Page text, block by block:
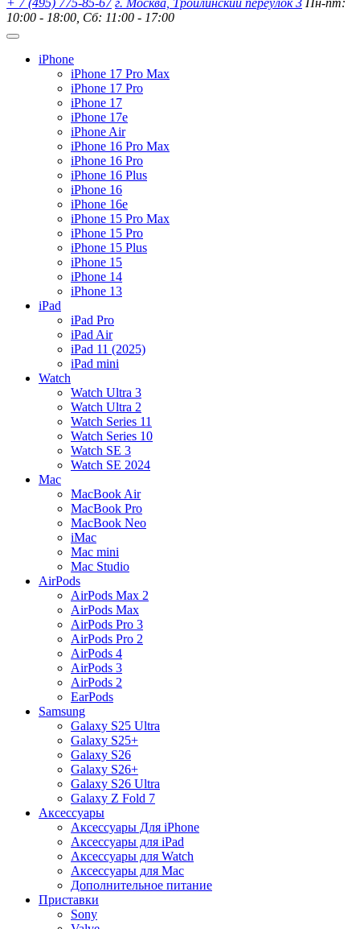
+ 7 (495) 775-85-67 г. Москва, Троилинский переулок 3 Пн-пт:
10:00 - 18:00, Сб: 11:00 - 17:00
iPhone
iPhone 17 Pro Max
iPhone 17 Pro
iPhone 17
iPhone 17e
iPhone Air
iPhone 16 Pro Max
iPhone 16 Pro
iPhone 16 Plus
iPhone 16
iPhone 16e
iPhone 15 Pro Max
iPhone 15 Pro
iPhone 15 Plus
iPhone 15
iPhone 14
iPhone 13
iPad
iPad Pro
iPad Air
iPad 11 (2025)
iPad mini
Watch
Watch Ultra 3
Watch Ultra 2
Watch Series 11
Watch Series 10
Watch SE 3
Watch SE 2024
Mac
MacBook Air
MacBook Pro
MacBook Neo
iMac
Mac mini
Mac Studio
AirPods
AirPods Max 2
AirPods Max
AirPods Pro 3
AirPods Pro 2
AirPods 4
AirPods 3
AirPods 2
EarPods
Samsung
Galaxy S25 Ultra
Galaxy S25+
Galaxy S26
Galaxy S26+
Galaxy S26 Ultra
Galaxy Z Fold 7
Аксессуары
Аксессуары Для iPhone
Аксессуары для iPad
Аксессуары для Watch
Аксессуары для Mac
Дополнительное питание
Приставки
Sony